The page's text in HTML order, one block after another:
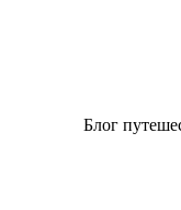
Блог